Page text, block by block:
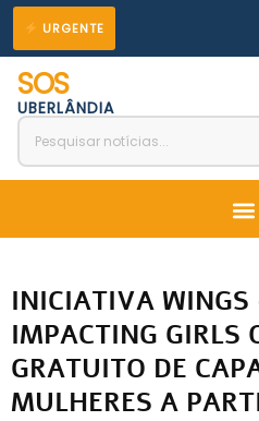
para
conteúdo
URGENTE
SOS
UBERLÂNDIA
INICIATIVA WINGS
IMPACTING GIRLS
GRATUITO DE
MULHERES A